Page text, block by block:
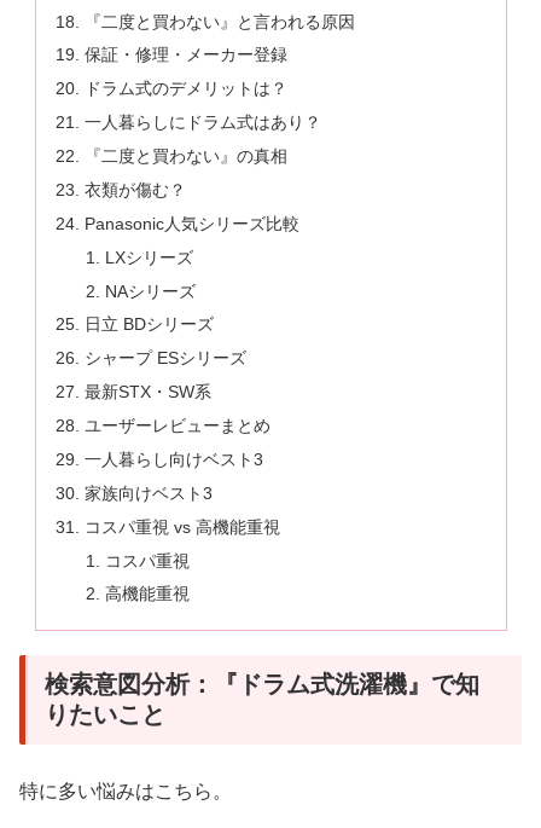
『二度と買わない』と言われる原因
保証・修理・メーカー登録
ドラム式のデメリットは？
一人暮らしにドラム式はあり？
『二度と買わない』の真相
衣類が傷む？
Panasonic人気シリーズ比較
LXシリーズ
NAシリーズ
日立 BDシリーズ
シャープ ESシリーズ
最新STX・SW系
ユーザーレビューまとめ
一人暮らし向けベスト3
家族向けベスト3
コスパ重視 vs 高機能重視
コスパ重視
高機能重視
検索意図分析：『ドラム式洗濯機』で知
りたいこと
特に多い悩みはこちら。